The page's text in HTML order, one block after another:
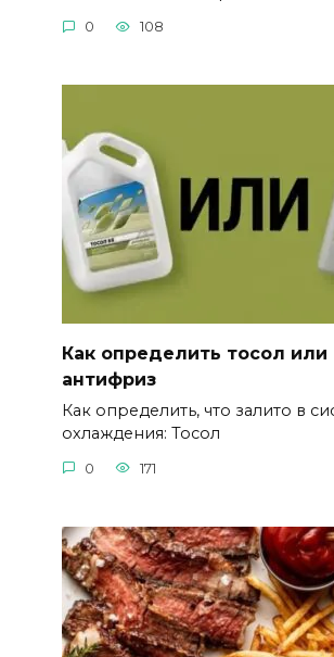
0 108
Как определить тосол или
антифриз
Как определить, что залито в
охлаждения: Тосол
0 171